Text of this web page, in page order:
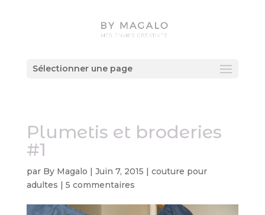
Sélectionner une page
Plumetis et broderies
#1
par By Magalo | Juin 7, 2015 | couture pour
adultes | 5 commentaires